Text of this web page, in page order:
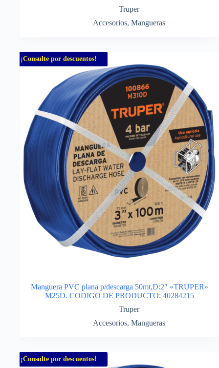
Truper
Accesorios, Mangueras
¡Consulte por descuentos!
Manguera PVC plana p/descarga 50mt,D:2″ «TRUPER»
M25D. CODIGO DE PRODUCTO: 40284215
Truper
Accesorios, Mangueras
¡Consulte por descuentos!